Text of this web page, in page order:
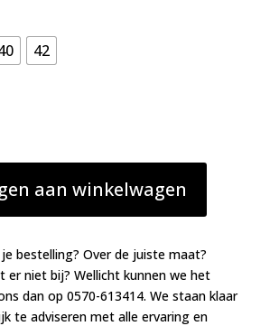
42
aan winkelwagen
bestelling? Over de juiste maat?
er niet bij? Wellicht kunnen we het
dan op 0570-613414. We staan klaar
te adviseren met alle ervaring en